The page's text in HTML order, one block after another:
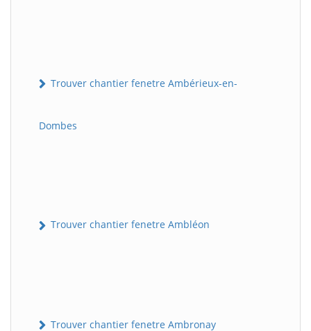
Trouver chantier fenetre Ambérieux-en-
Dombes
Trouver chantier fenetre Ambléon
Trouver chantier fenetre Ambronay